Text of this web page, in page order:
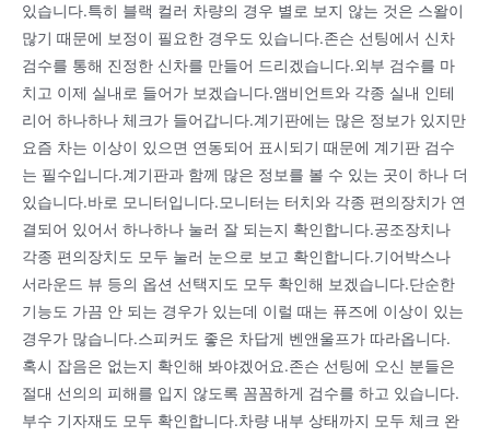
있습니다.특히 블랙 컬러 차량의 경우 별로 보지 않는 것은 스왈이
많기 때문에 보정이 필요한 경우도 있습니다.존슨 선팅에서 신차
검수를 통해 진정한 신차를 만들어 드리겠습니다.외부 검수를 마
치고 이제 실내로 들어가 보겠습니다.앰비언트와 각종 실내 인테
리어 하나하나 체크가 들어갑니다.계기판에는 많은 정보가 있지만
요즘 차는 이상이 있으면 연동되어 표시되기 때문에 계기판 검수
는 필수입니다.계기판과 함께 많은 정보를 볼 수 있는 곳이 하나 더
있습니다.바로 모니터입니다.모니터는 터치와 각종 편의장치가 연
결되어 있어서 하나하나 눌러 잘 되는지 확인합니다.공조장치나
각종 편의장치도 모두 눌러 눈으로 보고 확인합니다.기어박스나
서라운드 뷰 등의 옵션 선택지도 모두 확인해 보겠습니다.단순한
기능도 가끔 안 되는 경우가 있는데 이럴 때는 퓨즈에 이상이 있는
경우가 많습니다.스피커도 좋은 차답게 벤앤울프가 따라옵니다.
혹시 잡음은 없는지 확인해 봐야겠어요.존슨 선팅에 오신 분들은
절대 선의의 피해를 입지 않도록 꼼꼼하게 검수를 하고 있습니다.
부수 기자재도 모두 확인합니다.차량 내부 상태까지 모두 체크 완